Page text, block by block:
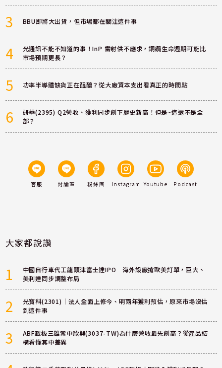
3 BBU即將大出貨，但市場都在關注這件事
4
光通訊不能不知道的事！InP 雷射供不應求，銅纜生命週期可能比
市場預期更長？
5 功率半導體缺貨正在醞釀？從大廠資本支出看真正的時間點
6
研華(2395) Q2營收、獲利同步創下歷史新高！但是~這還不是全
部？
客服 討論區 粉絲團 Instagram Youtube Podcast
大家都說讚
1
中國自行車代工龍頭津富士達IPO 海外設廠搶歐美訂單，巨大、
美利達同步調整布局
2
光寶科(2301)｜法人全面上修今、明兩年獲利預估，原來市場沒估
到這件事
3
ABF載板三雄當中欣興(3037-TW)為什麼營收最先創高？從產品結
構看懂其中差異